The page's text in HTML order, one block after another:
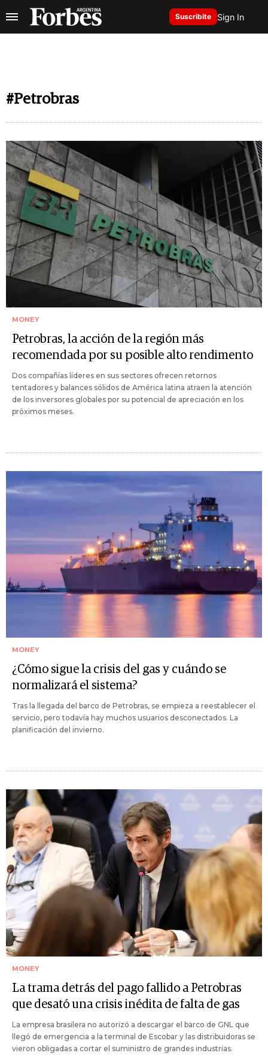
Suscribite Sign In
#Petrobras
MONEY
Petrobras, la acción de la región más
recomendada por su posible alto rendimento
Dos compañías líderes en sus sectores ofrecen retornos
tentadores y balances sólidos de América latina atraen la atención
de los inversores globales por su potencial de apreciación en los
próximos meses.
MONEY
¿Cómo sigue la crisis del gas y cuándo se
normalizará el sistema?
Tras la llegada del barco de Petrobras, se empieza a reestablecer el
servicio, pero todavía hay muchos usuarios desconectados. La
planificación del invierno.
MONEY
La trama detrás del pago fallido a Petrobras
que desató una crisis inédita de falta de gas
La empresa brasilera no autorizó a descargar el barco de GNL que
llegó de emergencia a la terminal de Escobar y las distribuidoras se
vieron obligadas a cortar el suministro de grandes industrias.